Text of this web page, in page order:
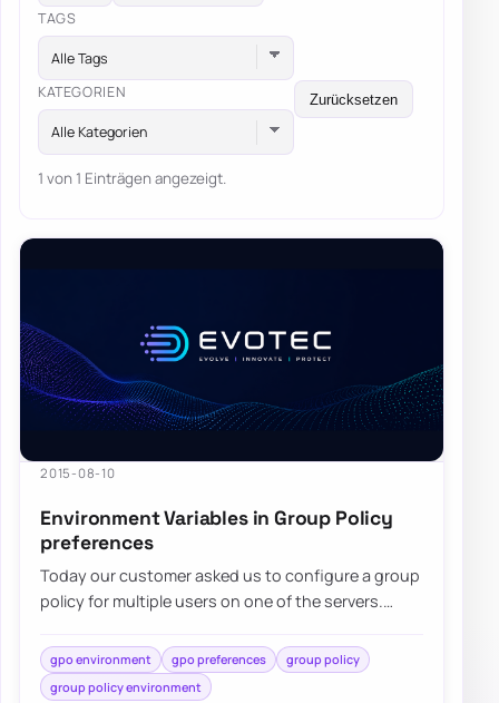
TAGS
Alle Tags
KATEGORIEN
Alle Kategorien
Zurücksetzen
1 von 1 Einträgen angezeigt.
2015-08-10
Environment Variables in Group Policy
preferences
Today our customer asked us to configure a group
policy for multiple users on one of the servers.
gpo environment gpo preferences
group policy
group policy environment